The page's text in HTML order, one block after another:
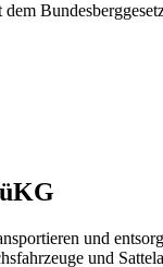
und
und